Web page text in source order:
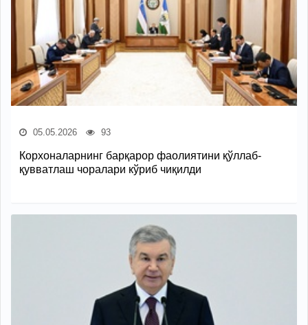
05.05.2026 93
Корхоналарнинг барқарор фаолиятини қўллаб-
қувватлаш чоралари кўриб чиқилди